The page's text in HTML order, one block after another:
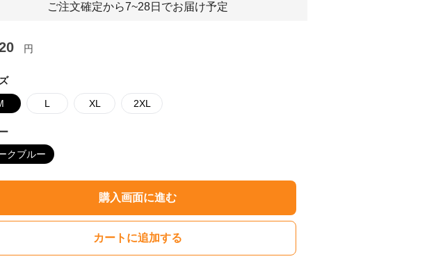
ご注文確定から7~28日でお届け予定
円
L XL 2XL
クブルー
購入画面に進む
カートに追加する